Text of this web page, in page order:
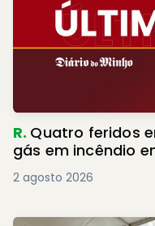
R. Quatro feridos
gás em incêndio
2 agosto 2026